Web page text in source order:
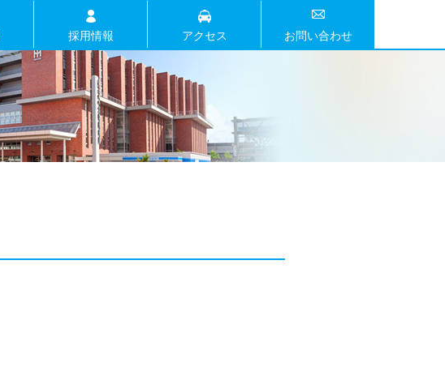
採用情報 アクセス お問い合わせ